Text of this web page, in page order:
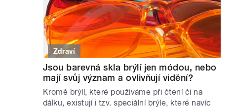
Zdraví
Jsou barevná skla brýlí jen módou, nebo
mají svůj význam a ovlivňují vidění?
Kromě brýlí, které používáme při čtení či na
dálku, existují i tzv. speciální brýle, které navíc